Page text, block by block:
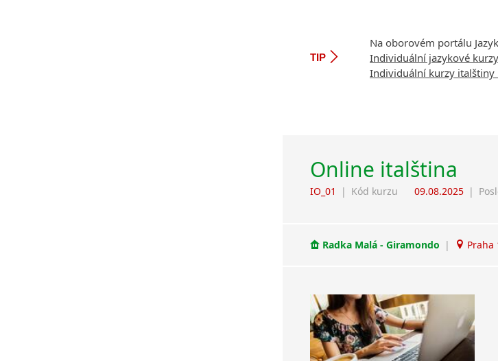
TIP
Na oborovém portálu
Individuální jazykové kurzy
Individuální kurzy italštiny
Online italština
IO_01 | Kód kurzu 09.08.2025 |
Radka Malá - Giramondo | Praha